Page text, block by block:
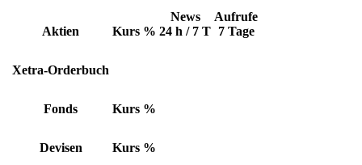
Aktien Kurs %
News
24 h / 7 T
Aufrufe
7 Tage
Xetra-Orderbuch
Fonds Kurs %
Devisen Kurs %